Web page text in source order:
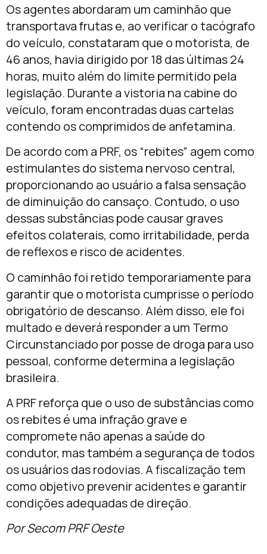
Os agentes abordaram um caminhão que
transportava frutas e, ao verificar o tacógrafo
do veículo, constataram que o motorista, de
46 anos, havia dirigido por 18 das últimas 24
horas, muito além do limite permitido pela
legislação. Durante a vistoria na cabine do
veículo, foram encontradas duas cartelas
contendo os comprimidos de anfetamina.
De acordo com a PRF, os “rebites” agem como
estimulantes do sistema nervoso central,
proporcionando ao usuário a falsa sensação
de diminuição do cansaço. Contudo, o uso
dessas substâncias pode causar graves
efeitos colaterais, como irritabilidade, perda
de reflexos e risco de acidentes.
O caminhão foi retido temporariamente para
garantir que o motorista cumprisse o período
obrigatório de descanso. Além disso, ele foi
multado e deverá responder a um Termo
Circunstanciado por posse de droga para uso
pessoal, conforme determina a legislação
brasileira.
A PRF reforça que o uso de substâncias como
os rebites é uma infração grave e
compromete não apenas a saúde do
condutor, mas também a segurança de todos
os usuários das rodovias. A fiscalização tem
como objetivo prevenir acidentes e garantir
condições adequadas de direção.
Por Secom PRF Oeste